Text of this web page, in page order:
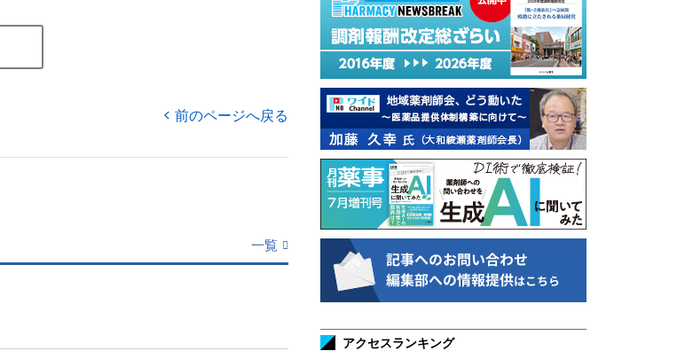
前のページへ戻る
一覧
アクセスランキング